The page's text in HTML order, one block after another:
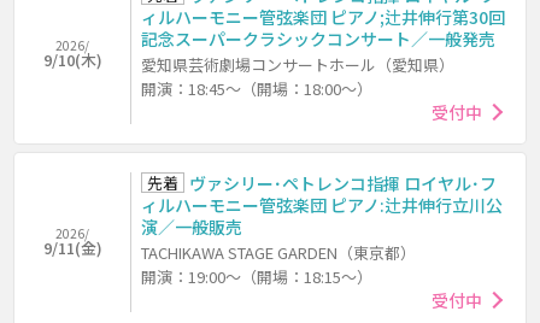
2026/
9/10(木)
ィルハーモニー管弦楽団 ピアノ;辻井伸行第30回
記念スーパークラシックコンサート／一般発売
愛知県芸術劇場コンサートホール（愛知県）
開演：18:45～（開場：18:00～）
受付中
2026/
9/11(金)
先着 ヴァシリー･ペトレンコ指揮 ロイヤル･フ
ィルハーモニー管弦楽団 ピアノ:辻井伸行立川公
演／一般販売
TACHIKAWA STAGE GARDEN（東京都）
開演：19:00～（開場：18:15～）
受付中